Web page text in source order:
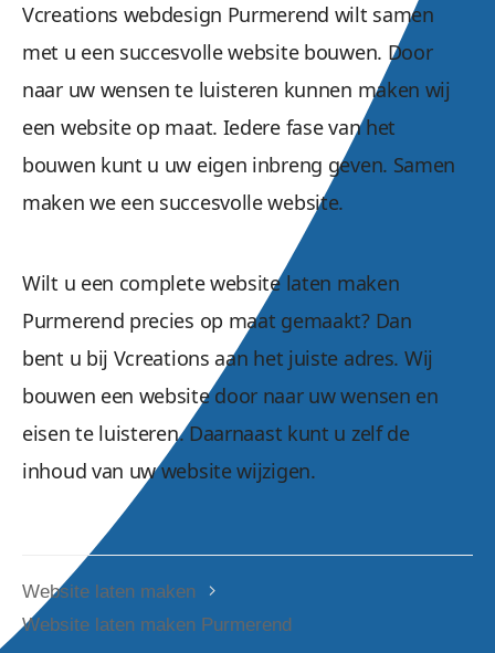
Vcreations webdesign Purmerend wilt samen
met u een succesvolle website bouwen. Door
naar uw wensen te luisteren kunnen maken wij
een website op maat. Iedere fase van het
bouwen kunt u uw eigen inbreng geven. Samen
maken we een succesvolle website.
Wilt u een complete website laten maken
Purmerend precies op maat gemaakt? Dan
bent u bij Vcreations aan het juiste adres. Wij
bouwen een website door naar uw wensen en
eisen te luisteren. Daarnaast kunt u zelf de
inhoud van uw website wijzigen.
Website laten maken
Website laten maken Purmerend